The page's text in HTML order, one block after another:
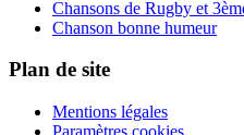
Chansons de Rugby et
Chanson bonne humeur
Plan de site
Mentions légales